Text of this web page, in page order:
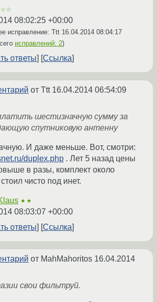
08:02:25 +00:00
исправление: Ttt 16.04.2014 08:04:17
исправлений: 2)
ответы Ссылка
от Ttt 16.04.2014 06:54:09
шестизначную сумму за
спутниковую антенну
И даже меньше. Вот, смотри:
duplex.php . Лет 5 назад цены
в разы, комплект около
чисто под инет.
★★
08:03:07 +00:00
ответы
Ссылка
от MahMahoritos 16.04.2014
свои фильтруй.